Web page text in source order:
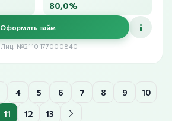
80,0%
Оформить займ i
Лиц. №2110177000840
4 5 6 7 8 9 10
11 12 13